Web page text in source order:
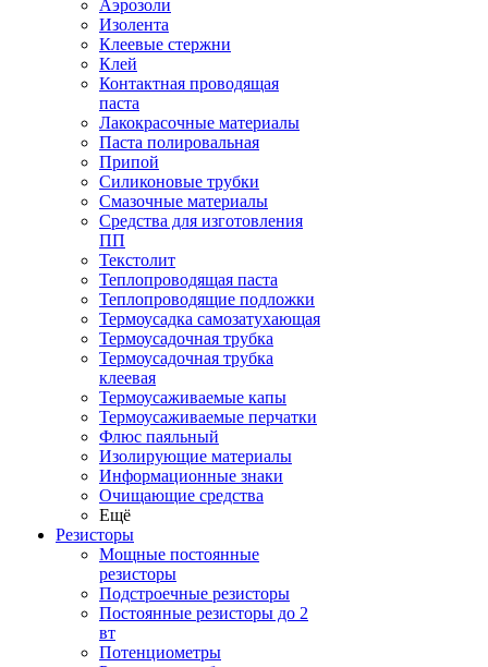
Аэрозоли
Изолента
Клеевые стержни
Клей
Контактная проводящая
паста
Лакокрасочные материалы
Паста полировальная
Припой
Силиконовые трубки
Смазочные материалы
Средства для изготовления
ПП
Текстолит
Теплопроводящая паста
Теплопроводящие подложки
Термоусадка самозатухающая
Термоусадочная трубка
Термоусадочная трубка
клеевая
Термоусаживаемые капы
Термоусаживаемые перчатки
Флюс паяльный
Изолирующие материалы
Информационные знаки
Очищающие средства
Ещё
Резисторы
Мощные постоянные
резисторы
Подстроечные резисторы
Постоянные резисторы до 2
вт
Потенциометры